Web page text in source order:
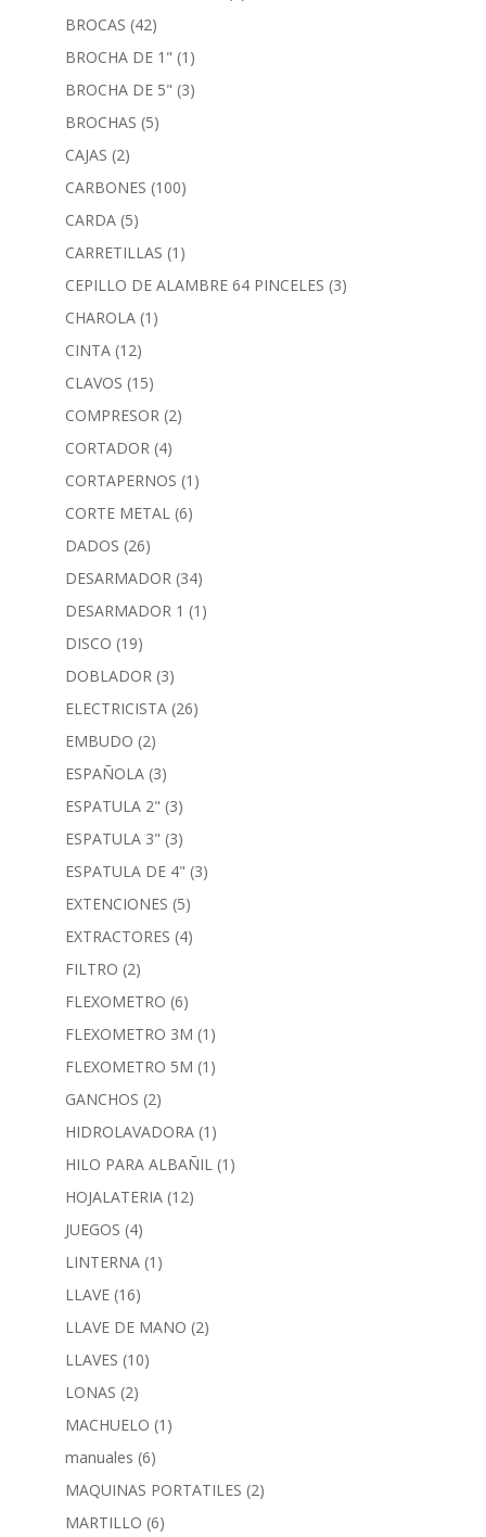
BROCAS (42)
BROCHA DE 1" (1)
BROCHA DE 5" (3)
BROCHAS (5)
CAJAS (2)
CARBONES (100)
CARDA (5)
CARRETILLAS (1)
CEPILLO DE ALAMBRE 64 PINCELES (3)
CHAROLA (1)
CINTA (12)
CLAVOS (15)
COMPRESOR (2)
CORTADOR (4)
CORTAPERNOS (1)
CORTE METAL (6)
DADOS (26)
DESARMADOR (34)
DESARMADOR 1 (1)
DISCO (19)
DOBLADOR (3)
ELECTRICISTA (26)
EMBUDO (2)
ESPAÑOLA (3)
ESPATULA 2" (3)
ESPATULA 3" (3)
ESPATULA DE 4" (3)
EXTENCIONES (5)
EXTRACTORES (4)
FILTRO (2)
FLEXOMETRO (6)
FLEXOMETRO 3M (1)
FLEXOMETRO 5M (1)
GANCHOS (2)
HIDROLAVADORA (1)
HILO PARA ALBAÑIL (1)
HOJALATERIA (12)
JUEGOS (4)
LINTERNA (1)
LLAVE (16)
LLAVE DE MANO (2)
LLAVES (10)
LONAS (2)
MACHUELO (1)
manuales (6)
MAQUINAS PORTATILES (2)
MARTILLO (6)